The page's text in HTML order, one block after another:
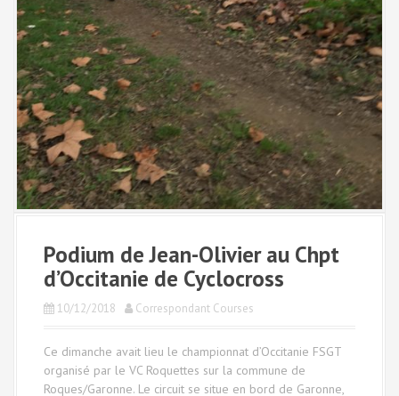
Podium de Jean-Olivier au Chpt
d’Occitanie de Cyclocross
10/12/2018 Correspondant Courses
Ce dimanche avait lieu le championnat d’Occitanie FSGT
organisé par le VC Roquettes sur la commune de
Roques/Garonne. Le circuit se situe en bord de Garonne,